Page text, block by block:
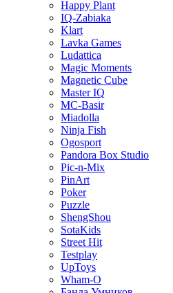
Happy Plant
IQ-Zabiaka
Klart
Lavka Games
Ludattica
Magic Moments
Magnetic Cube
Master IQ
MC-Basir
Miadolla
Ninja Fish
Ogosport
Pandora Box Studio
Pic-n-Mix
PinArt
Poker
Puzzle
ShengShou
SotaKids
Street Hit
Testplay
UpToys
Wham-O